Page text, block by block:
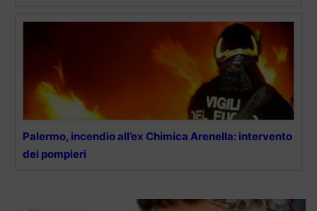
Palermo, incendio all’ex Chimica Arenella: intervento
dei pompieri